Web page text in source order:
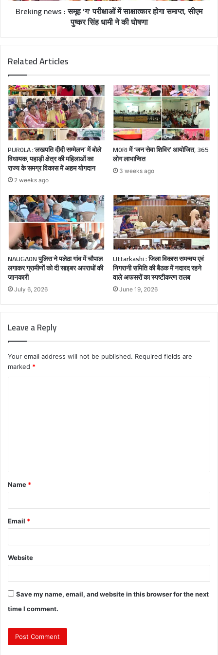
Breking news : समूह ’ग’ परीक्षाओं में साक्षात्कार होगा समाप्त, सीएम
पुष्कर सिंह धामी ने की घोषणा
Related Articles
PUR0LA :‘लखपति दीदी सम्मेलन’ में बोले
विधायक, पहाड़ी क्षेत्र की महिलाओं का
राज्य के समग्र विकास में अहम योगदान
2 weeks ago
M0RI में ‘जन सेवा शिविर’ आयोजित, 365
लोग लाभान्वित
3 weeks ago
NAUGA0N पुलिस ने पलेठा गांव में चौपाल
लगाकर ग्रामीणों को दी साइबर अपराधों की
जानकारी
July 6, 2026
Uttarkashi : जिला विकास समन्वय एवं
निगरानी समिति की बैठक में नदारद रहने
वाले अफसरों का स्पष्टीकरण तलब
June 19, 2026
Leave a Reply
Your email address will not be published. Required fields are
marked *
t
*
Name *
Email *
Website
Save my name, email, and website in this browser for the next
time I comment.